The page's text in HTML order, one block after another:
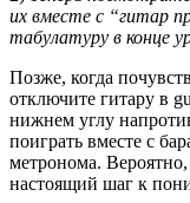
их вместе с “гитар
табулатуру в конце
Позже, когда
отключите гитару в
нижнем углу
поиграть вместе с
метронома.
настоящий шаг к